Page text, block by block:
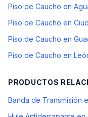
Piso de Caucho en
Piso de Caucho en
Piso de Caucho en
Piso de Caucho en
PRODUCTOS
Banda de Transmisión